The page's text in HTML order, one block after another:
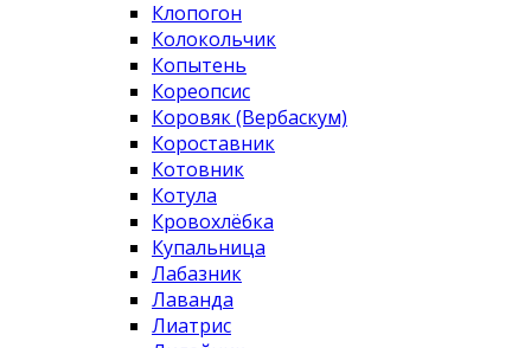
Клопогон
Колокольчик
Копытень
Кореопсис
Коровяк (Вербаскум)
Короставник
Котовник
Котула
Кровохлёбка
Купальница
Лабазник
Лаванда
Лиатрис